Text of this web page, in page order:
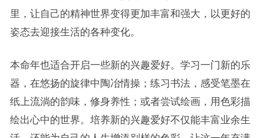
里，让自己的精神世界变得更加丰富和强大，以更好的
姿态去迎接生活的各种变化。
本命年也适合开启一些新的兴趣爱好。学习一门新的乐
器，在悠扬的旋律中陶冶情操；练习书法，感受笔墨在
纸上流淌的韵味，修身养性；或者尝试绘画，用色彩描
绘出心中的世界。培养新的兴趣爱好不仅能丰富业余生